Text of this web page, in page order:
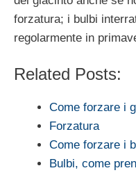
forzatura; i bulbi
regolarmente in
Related Posts:
Come forzare i
Forzatura
Come forzare i
Bulbi, come